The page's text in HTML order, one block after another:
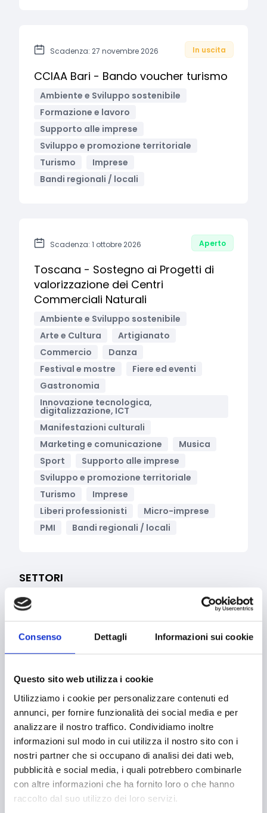
Consenso Dettagli Informazioni sui cookie
Questo sito web utilizza i cookie
Utilizziamo i cookie per personalizzare contenuti ed
annunci, per fornire funzionalità dei social media e per
analizzare il nostro traffico. Condividiamo inoltre
informazioni sul modo in cui utilizza il nostro sito con i
nostri partner che si occupano di analisi dei dati web,
pubblicità e social media, i quali potrebbero combinarle
con altre informazioni che ha fornito loro o che hanno
raccolto dal suo utilizzo dei loro servizi.
Scadenza: 27 novembre 2026 In uscita
CCIAA Bari - Bando voucher turismo
Ambiente e Sviluppo sostenibile
Formazione e lavoro
Supporto alle imprese
Sviluppo e promozione territoriale
Turismo
Imprese
Bandi regionali / locali
Scadenza: 1 ottobre 2026 Aperto
Toscana - Sostegno ai Progetti di
valorizzazione dei Centri
Commerciali Naturali
Ambiente e Sviluppo sostenibile
Arte e Cultura
Artigianato
Commercio
Danza
Festival e mostre
Fiere ed eventi
Gastronomia
Innovazione tecnologica,
digitalizzazione, ICT
Manifestazioni culturali
Marketing e comunicazione
Musica
Sport
Supporto alle imprese
Sviluppo e promozione territoriale
Turismo
Imprese
Liberi professionisti
Micro-imprese
PMI
Bandi regionali / locali
SETTORI
Abbigliamento
Acquisto macchinari e/o attrezzature
Acquisto macchine e strumentazioni
Aerospazio
Agricoltura e sviluppo rurale
Agroalimentare
Aiuti umanitari e Protezione civile
Alimentazione e nutrizione